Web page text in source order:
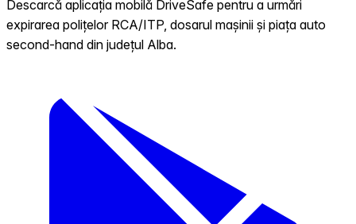
Descarcă aplicația mobilă DriveSafe pentru a urmări
expirarea polițelor RCA/ITP, dosarul mașinii și piața auto
second-hand din județul Alba.